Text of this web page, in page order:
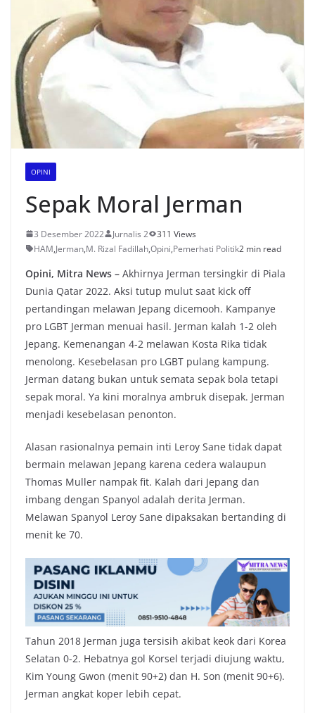
OPINI
Sepak Moral Jerman
3 Desember 2022 Jurnalis 2
311 Views
HAM,Jerman,M. Rizal Fadillah,Opini,Pemerhati Politik2 min read
Opini, Mitra News – Akhirnya Jerman tersingkir di Piala
Dunia Qatar 2022. Aksi tutup mulut saat kick off
pertandingan melawan Jepang dicemooh. Kampanye
pro LGBT Jerman menuai hasil. Jerman kalah 1-2 oleh
Jepang. Kemenangan 4-2 melawan Kosta Rika tidak
menolong. Kesebelasan pro LGBT pulang kampung.
Jerman datang bukan untuk semata sepak bola tetapi
sepak moral. Ya kini moralnya ambruk disepak. Jerman
menjadi kesebelasan penonton.
Alasan rasionalnya pemain inti Leroy Sane tidak dapat
bermain melawan Jepang karena cedera walaupun
Thomas Muller nampak fit. Kalah dari Jepang dan
imbang dengan Spanyol adalah derita Jerman.
Melawan Spanyol Leroy Sane dipaksakan bertanding di
menit ke 70.
Tahun 2018 Jerman juga tersisih akibat keok dari Korea
Selatan 0-2. Hebatnya gol Korsel terjadi diujung waktu,
Kim Young Gwon (menit 90+2) dan H. Son (menit 90+6).
Jerman angkat koper lebih cepat.